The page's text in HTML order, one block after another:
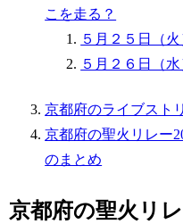
こを走る？
５月２５日（火
５月２６日（水
京都府のライブスト
京都府の聖火リレー
のまとめ
京都府の聖火リ